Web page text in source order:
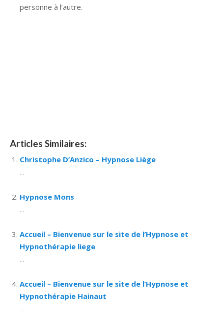
personne à l’autre.
Articles Similaires:
Christophe D’Anzico – Hypnose Liège
...
Hypnose Mons
...
Accueil – Bienvenue sur le site de l’Hypnose et
Hypnothérapie liege
...
Accueil – Bienvenue sur le site de l’Hypnose et
Hypnothérapie Hainaut
...